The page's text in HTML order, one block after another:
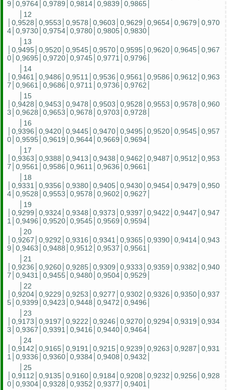
9│0,9764│0,9789│0,9814│0,9839│0,9865│
│12
│0,9528│0,9553│0,9578│0,9603│0,9629│0,9654│0,9679│0,970
4│0,9730│0,9754│0,9780│0,9805│0,9830│
│13
│0,9495│0,9520│0,9545│0,9570│0,9595│0,9620│0,9645│0,967
0│0,9695│0,9720│0,9745│0,9771│0,9796│
│14
│0,9461│0,9486│0,9511│0,9536│0,9561│0,9586│0,9612│0,963
7│0,9661│0,9686│0,9711│0,9736│0,9762│
│15
│0,9428│0,9453│0,9478│0,9503│0,9528│0,9553│0,9578│0,960
3│0,9628│0,9653│0,9678│0,9703│0,9728│
│16
│0,9396│0,9420│0,9445│0,9470│0,9495│0,9520│0,9545│0,957
0│0,9595│0,9619│0,9644│0,9669│0,9694│
│17
│0,9363│0,9388│0,9413│0,9438│0,9462│0,9487│0,9512│0,953
7│0,9561│0,9586│0,9611│0,9636│0,9661│
│18
│0,9331│0,9356│0,9380│0,9405│0,9430│0,9454│0,9479│0,950
4│0,9528│0,9553│0,9578│0,9602│0,9627│
│19
│0,9299│0,9324│0,9348│0,9373│0,9397│0,9422│0,9447│0,947
1│0,9496│0,9520│0,9545│0,9569│0,9594│
│20
│0,9267│0,9292│0,9316│0,9341│0,9365│0,9390│0,9414│0,943
9│0,9463│0,9488│0,9512│0,9537│0,9561│
│21
│0,9236│0,9260│0,9285│0,9309│0,9333│0,9359│0,9382│0,940
7│0,9431│0,9455│0,9480│0,9504│0,9529│
│22
│0,9204│0,9229│0,9253│0,9277│0,9302│0,9326│0,9350│0,937
5│0,9399│0,9423│0,9448│0,9472│0,9496│
│23
│0,9173│0,9197│0,9222│0,9246│0,9270│0,9294│0,9319│0,934
3│0,9367│0,9391│0,9416│0,9440│0,9464│
│24
│0,9142│0,9165│0,9191│0,9215│0,9239│0,9263│0,9287│0,931
1│0,9336│0,9360│0,9384│0,9408│0,9432│
│25
│0,9112│0,9135│0,9160│0,9184│0,9208│0,9232│0,9256│0,928
0│0,9304│0,9328│0,9352│0,9377│0,9401│